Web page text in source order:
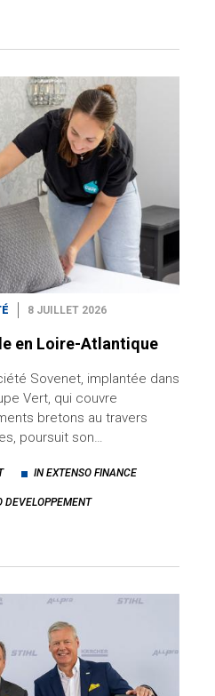
8 JUILLET 2026
en Loire-Atlantique
Sovenet, implantée dans
Vert, qui couvre
bretons au travers
poursuit son…
IN EXTENSO FINANCE
DEVELOPPEMENT